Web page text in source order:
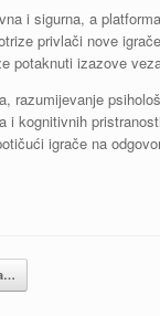
i sigurna, a
privlači nove
potaknuti izazove
razumijevanje
i kognitivnih
igrače na